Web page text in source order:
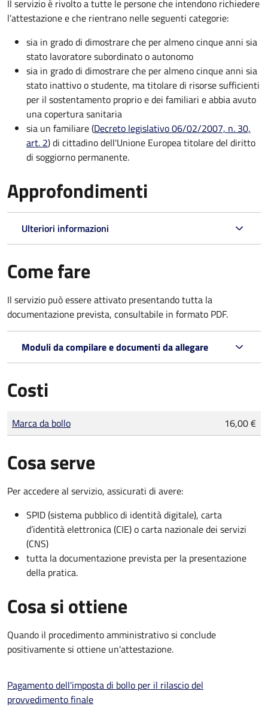
Il servizio è rivolto a tutte le persone che intendono richiedere
l’attestazione e che rientrano nelle seguenti categorie:
sia in grado di dimostrare che per almeno cinque anni sia
stato lavoratore subordinato o autonomo
sia in grado di dimostrare che per almeno cinque anni sia
stato inattivo o studente, ma titolare di risorse sufficienti
per il sostentamento proprio e dei familiari e abbia avuto
una copertura sanitaria
sia un familiare (Decreto legislativo 06/02/2007, n. 30,
art. 2) di cittadino dell'Unione Europea titolare del diritto
di soggiorno permanente.
Approfondimenti
Ulteriori informazioni
Come fare
Il servizio può essere attivato presentando tutta la
documentazione prevista, consultabile in formato PDF.
Moduli da compilare e documenti da allegare
Costi
Tipo di pagamento
Importo
Marca da bollo 16,00 €
Cosa serve
Per accedere al servizio, assicurati di avere:
SPID (sistema pubblico di identità digitale), carta
d’identità elettronica (CIE) o carta nazionale dei servizi
(CNS)
tutta la documentazione prevista per la presentazione
della pratica.
Cosa si ottiene
Quando il procedimento amministrativo si conclude
positivamente si ottiene un'attestazione.
Pagamento dell'imposta di bollo per il rilascio del
provvedimento finale